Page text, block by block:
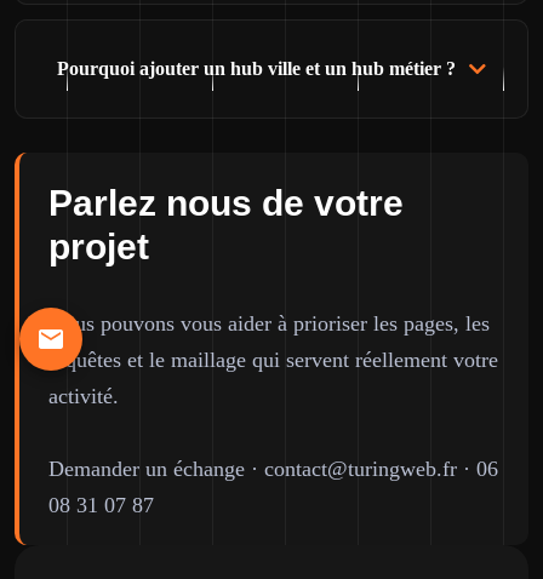
Pourquoi ajouter un hub ville et un hub métier ?
Parlez nous de votre
projet
Nous pouvons vous aider à prioriser les pages, les
requêtes et le maillage qui servent réellement votre
activité.
Demander un échange · contact@turingweb.fr · 06
08 31 07 87